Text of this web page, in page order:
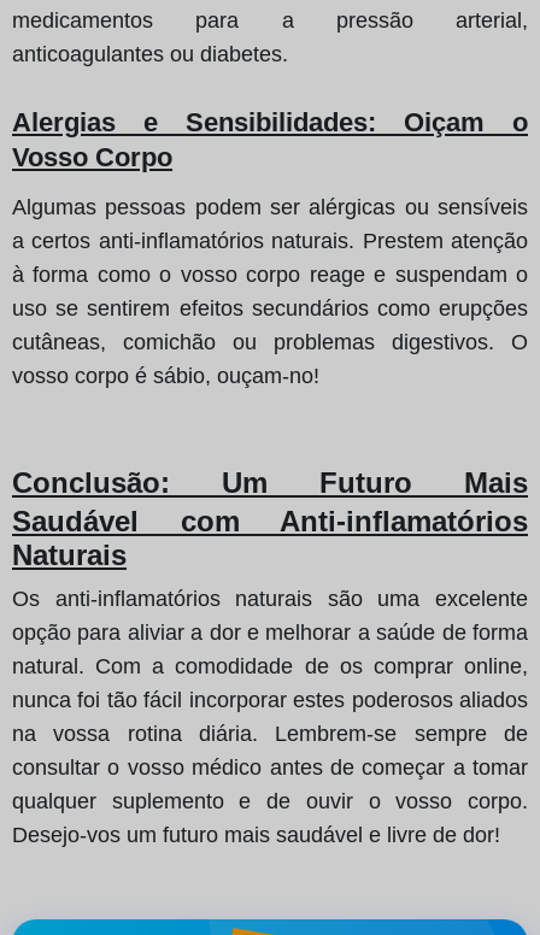
medicamentos para a pressão arterial,
anticoagulantes ou diabetes.
Alergias e Sensibilidades: Oiçam o
Vosso Corpo
Algumas pessoas podem ser alérgicas ou sensíveis
a certos anti-inflamatórios naturais. Prestem atenção
à forma como o vosso corpo reage e suspendam o
uso se sentirem efeitos secundários como erupções
cutâneas, comichão ou problemas digestivos. O
vosso corpo é sábio, ouçam-no!
Conclusão: Um Futuro Mais
Saudável com Anti-inflamatórios
Naturais
Os anti-inflamatórios naturais são uma excelente
opção para aliviar a dor e melhorar a saúde de forma
natural. Com a comodidade de os comprar online,
nunca foi tão fácil incorporar estes poderosos aliados
na vossa rotina diária. Lembrem-se sempre de
consultar o vosso médico antes de começar a tomar
qualquer suplemento e de ouvir o vosso corpo.
Desejo-vos um futuro mais saudável e livre de dor!